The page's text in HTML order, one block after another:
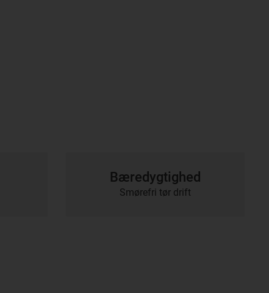
Bæredygtighed
Smørefri tør drift